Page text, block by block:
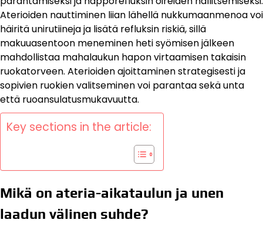
Aterioiden nauttiminen liian lähellä nukkumaanmenoa voi
häiritä unirutiineja ja lisätä refluksin riskiä, sillä
makuuasentoon meneminen heti syömisen jälkeen
mahdollistaa mahalaukun hapon virtaamisen takaisin
ruokatorveen. Aterioiden ajoittaminen strategisesti ja
sopivien ruokien valitseminen voi parantaa sekä unta
että ruoansulatusmukavuutta.
Key sections in the article:
Mikä on ateria-aikataulun ja unen
laadun välinen suhde?